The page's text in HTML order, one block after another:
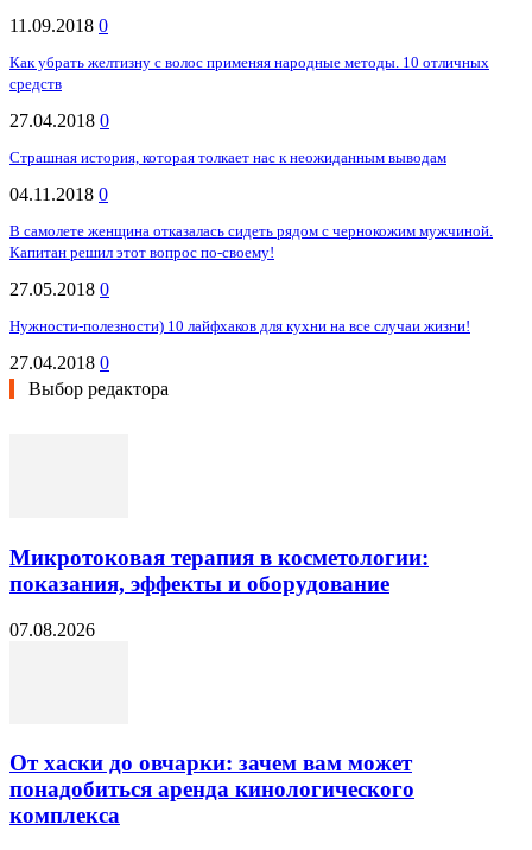
11.09.2018 0
Как убрать желтизну с волос применяя народные методы. 10 отличных
средств
27.04.2018 0
Страшная история, которая толкает нас к неожиданным выводам
04.11.2018 0
В самолете женщина отказалась сидеть рядом с чернокожим мужчиной.
Капитан решил этот вопрос по-своему!
27.05.2018 0
Нужности-полезности) 10 лайфхаков для кухни на все случаи жизни!
27.04.2018 0
Выбор редактора
Микротоковая терапия в косметологии:
показания, эффекты и оборудование
07.08.2026
От хаски до овчарки: зачем вам может
понадобиться аренда кинологического
комплекса